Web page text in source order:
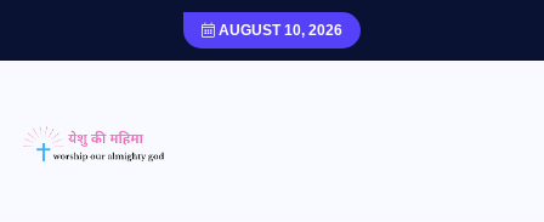
AUGUST 10, 2026